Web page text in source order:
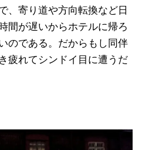
、寄り道や方向転換など日
間が遅いからホテルに帰ろ
のである。だからもし同伴
疲れてシンドイ目に遭うだ